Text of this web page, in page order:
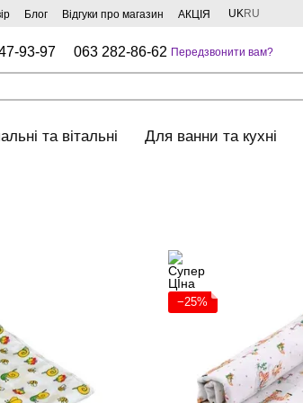
Блог Відгуки про магазин АКЦІЯ UKRU
93-97 063 282-86-62 Передзвонити вам?
та вітальні Для ванни та кухні
−25%